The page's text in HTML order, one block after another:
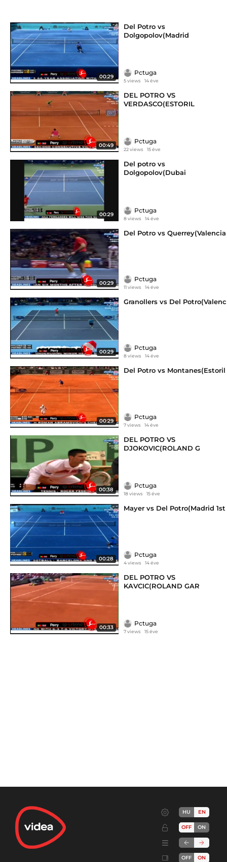
00:29
Del Potro vs
Dolgopolov(Madrid
Pctuga
5 views 14 éve
00:49
DEL POTRO VS
VERDASCO(ESTORIL
Pctuga
22 views 15 éve
00:29
Del potro vs
Dolgopolov(Dubai
Pctuga
8 views 14 éve
00:29
Del Potro vs Querrey(Valencia
Pctuga
11 views 14 éve
00:29
Granollers vs Del Potro(Valenc
Pctuga
8 views 14 éve
00:29
Del Potro vs Montanes(Estoril
Pctuga
7 views 14 éve
00:38
DEL POTRO VS
DJOKOVIC(ROLAND G
Pctuga
18 views 15 éve
00:28
Mayer vs Del Potro(Madrid 1st
Pctuga
4 views 14 éve
00:33
DEL POTRO VS
KAVCIC(ROLAND GAR
Pctuga
7 views 15 éve
HU EN
OFF ON
OFF ON